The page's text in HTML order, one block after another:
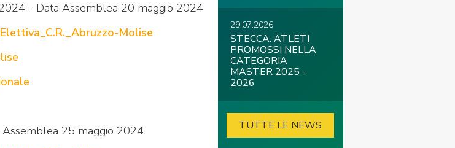
- Data Assemblea 20 maggio 2024
Molise
25 maggio 2024
29.07.2026
STECCA: ATLETI
PROMOSSI NELLA
CATEGORIA
MASTER 2025 -
2026
TUTTE LE NEWS